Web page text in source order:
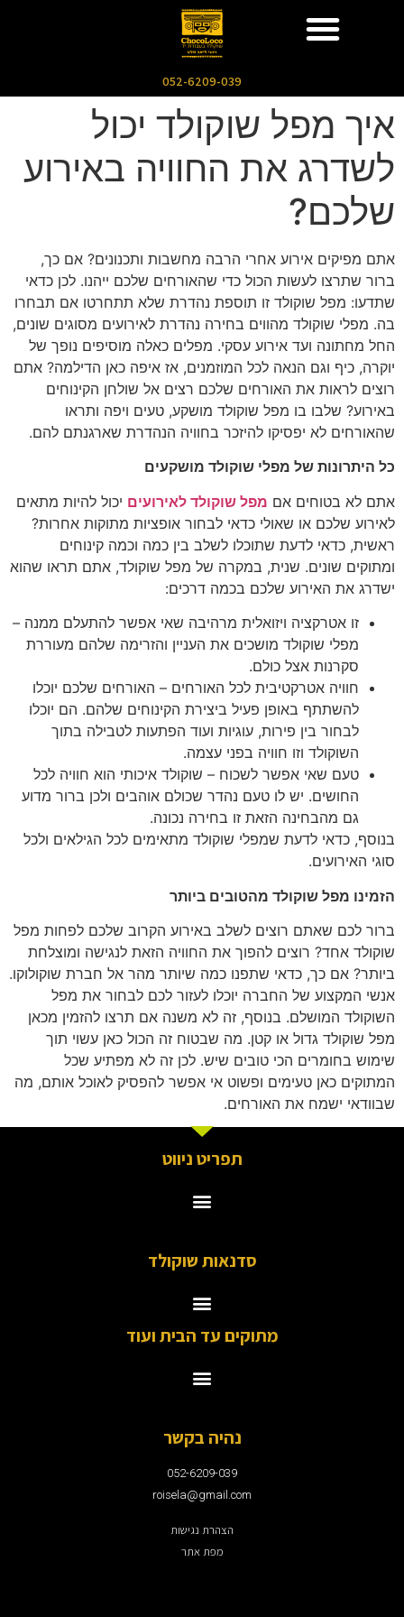
052-6209-039
איך מפל שוקולד יכול
לשדרג את החוויה באירוע
שלכם?
אתם מפיקים אירוע אחרי הרבה מחשבות ותכנונים? אם כך,
ברור שתרצו לעשות הכול כדי שהאורחים שלכם ייהנו. לכן כדאי
שתדעו: מפל שוקולד זו תוספת נהדרת שלא תתחרטו אם תבחרו
בה. מפלי שוקולד מהווים בחירה נהדרת לאירועים מסוגים שונים,
החל מחתונה ועד אירוע עסקי. מפלים כאלה מוסיפים נופך של
יוקרה, כיף וגם הנאה לכל המוזמנים, אז איפה כאן הדילמה? אתם
רוצים לראות את האורחים שלכם רצים אל שולחן הקינוחים
באירוע? שלבו בו מפל שוקולד מושקע, טעים ויפה ותראו
שהאורחים לא יפסיקו להיזכר בחוויה הנהדרת שארגנתם להם.
כל היתרונות של מפלי שוקולד מושקעים
אתם לא בטוחים אם מפל שוקולד לאירועים יכול להיות מתאים
לאירוע שלכם או שאולי כדאי לבחור אופציות מתוקות אחרות?
ראשית, כדאי לדעת שתוכלו לשלב בין כמה וכמה קינוחים
ומתוקים שונים. שנית, במקרה של מפל שוקולד, אתם תראו שהוא
ישדרג את האירוע שלכם בכמה דרכים:
זו אטרקציה ויזואלית מרהיבה שאי אפשר להתעלם ממנה –
מפלי שוקולד מושכים את העניין והזרימה שלהם מעוררת
סקרנות אצל כולם.
חוויה אטרקטיבית לכל האורחים – האורחים שלכם יוכלו
להשתתף באופן פעיל ביצירת הקינוחים שלהם. הם יוכלו
לבחור בין פירות, עוגיות ועוד הפתעות לטבילה בתוך
השוקולד וזו חוויה בפני עצמה.
טעם שאי אפשר לשכוח – שוקולד איכותי הוא חוויה לכל
החושים. יש לו טעם נהדר שכולם אוהבים ולכן ברור מדוע
גם מהבחינה הזאת זו בחירה נכונה.
בנוסף, כדאי לדעת שמפלי שוקולד מתאימים לכל הגילאים ולכל
סוגי האירועים.
הזמינו מפל שוקולד מהטובים ביותר
ברור לכם שאתם רוצים לשלב באירוע הקרוב שלכם לפחות מפל
שוקולד אחד? רוצים להפוך את החוויה הזאת לנגישה ומוצלחת
ביותר? אם כך, כדאי שתפנו כמה שיותר מהר אל חברת שוקולוקו.
אנשי המקצוע של החברה יוכלו לעזור לכם לבחור את מפל
השוקולד המושלם. בנוסף, זה לא משנה אם תרצו להזמין מכאן
מפל שוקולד גדול או קטן. מה שבטוח זה הכול כאן עשוי תוך
שימוש בחומרים הכי טובים שיש. לכן זה לא מפתיע שכל
המתוקים כאן טעימים ופשוט אי אפשר להפסיק לאוכל אותם, מה
שבוודאי ישמח את האורחים.
תפריט ניווט
סדנאות שוקולד
מתוקים עד הבית ועוד
נהיה בקשר
052-6209-039
roisela@gmail.com
הצהרת נגישות
מפת אתר